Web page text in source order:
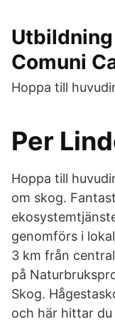
Comuni
Hoppa till
Per
Hoppa till
om skog.
genomförs i
3 km från
på
Skog.
och här hittar